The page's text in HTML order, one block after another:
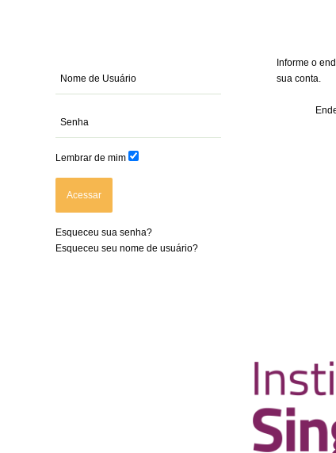
Informe o
sua conta.
Lembrar de mim
Acessar
Esqueceu sua senha?
Esqueceu seu nome de usuário?